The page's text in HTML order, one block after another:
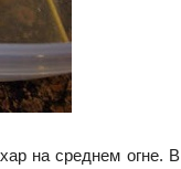
на среднем огне. В